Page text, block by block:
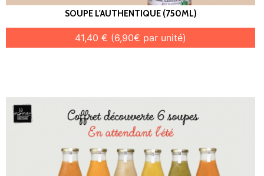
SOUPE L'AUTHENTIQUE (750ML)
41,40 € (6,90€ par unité)